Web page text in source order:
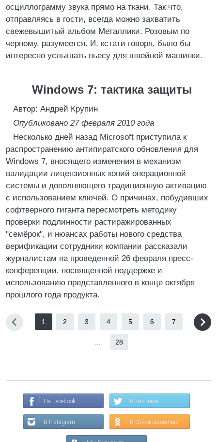
осциллограмму звука прямо на ткани. Так что,
отправляясь в гости, всегда можно захватить
свежевышитый альбом Металлики. Розовым по
черному, разумеется. И, кстати говоря, было бы
интересно услышать пьесу для швейной машинки.
Windows 7: тактика защиты
Автор: Андрей Крупин
Опубликовано 27 февраля 2010 года
Несколько дней назад Microsoft приступила к
распространению антипиратского обновления для
Windows 7, вносящего изменения в механизм
валидации лицензионных копий операционной
системы и дополняющего традиционную активацию
с использованием ключей. О причинах, побудивших
софтверного гиганта пересмотреть методику
проверки подлинности растиражированных
"семёрок", и нюансах работы нового средства
верификации сотрудники компании рассказали
журналистам на проведенной 26 февраля пресс-
конференции, посвященной поддержке и
использованию представленного в конце октября
прошлого года продукта.
1 2 3 4 5 6 7
28
На Facebook В Твиттере
В Instagram В Одноклассниках